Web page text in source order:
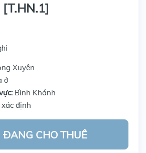
Xuyên
ở
Bình Khánh
định
ĐANG CHO THUÊ